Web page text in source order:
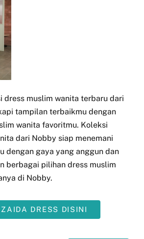
dress muslim wanita terbaru dari
tampilan terbaikmu dengan
wanita favoritmu. Koleksi
dari Nobby siap menemani
dengan gaya yang anggun dan
berbagai pilihan dress muslim
di Nobby.
DRESS DISINI